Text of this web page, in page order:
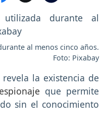
al menos cinco años.
Foto: Pixabay
revela la existencia de
que permite
sin el conocimiento